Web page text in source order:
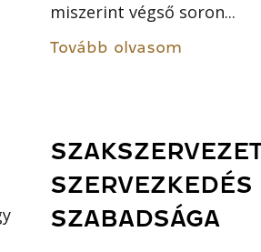
miszerint végső soron...
Tovább olvasom
SZERVEZKEDÉS
SZABADSÁGA